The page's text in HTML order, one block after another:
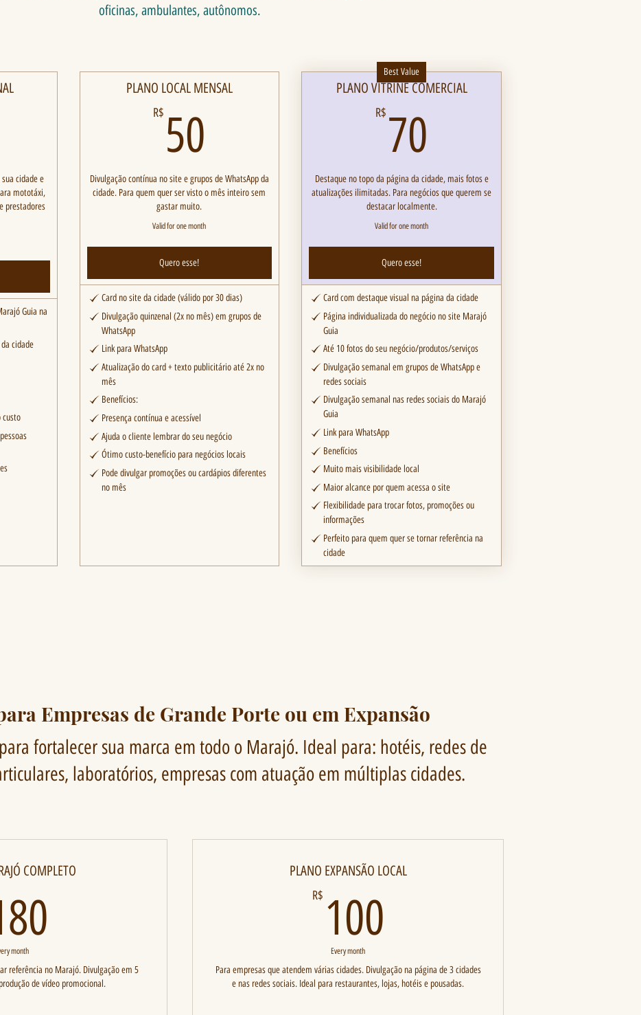
oficinas, ambulantes, autônomos.
cidade e
mototáxi,
prestadores
Guia na
cidade
custo
PLANO LOCAL MENSAL
R$ 50
Divulgação contínua no site e grupos de WhatsApp da
cidade. Para quem quer ser visto o mês inteiro sem
gastar muito.
Valid for one month
Quero esse!
Card no site da cidade (válido por 30 dias)
Divulgação quinzenal (2x no mês) em grupos de
WhatsApp
Link para WhatsApp
Atualização do card + texto publicitário até 2x no
mês
Benefícios:
Presença contínua e acessível
Ajuda o cliente lembrar do seu negócio
Ótimo custo-benefício para negócios locais
Pode divulgar promoções ou cardápios diferentes
no mês
Best Value
PLANO VITRINE COMERCIAL
R$ 70
Destaque no topo da página da cidade, mais fotos e
atualizações ilimitadas. Para negócios que querem se
destacar localmente.
Valid for one month
Quero esse!
Card com destaque visual na página da cidade
Página individualizada do negócio no site Marajó
Guia
Até 10 fotos do seu negócio/produtos/serviços
Divulgação semanal em grupos de WhatsApp e
redes sociais
Divulgação semanal nas redes sociais do Marajó
Guia
Link para WhatsApp
Benefícios
Muito mais visibilidade local
Maior alcance por quem acessa o site
Flexibilidade para trocar fotos, promoções ou
informações
Perfeito para quem quer se tornar referência na
cidade
Empresas de Grande Porte ou em Expansão
fortalecer sua marca em todo o Marajó. Ideal para: hotéis, redes de
laboratórios, empresas com atuação em múltiplas cidades.
COMPLETO
month
referência no Marajó. Divulgação em 5
de vídeo promocional.
PLANO EXPANSÃO LOCAL
R$ 100
Every month
Para empresas que atendem várias cidades. Divulgação na página de 3 cidades
e nas redes sociais. Ideal para restaurantes, lojas, hotéis e pousadas.